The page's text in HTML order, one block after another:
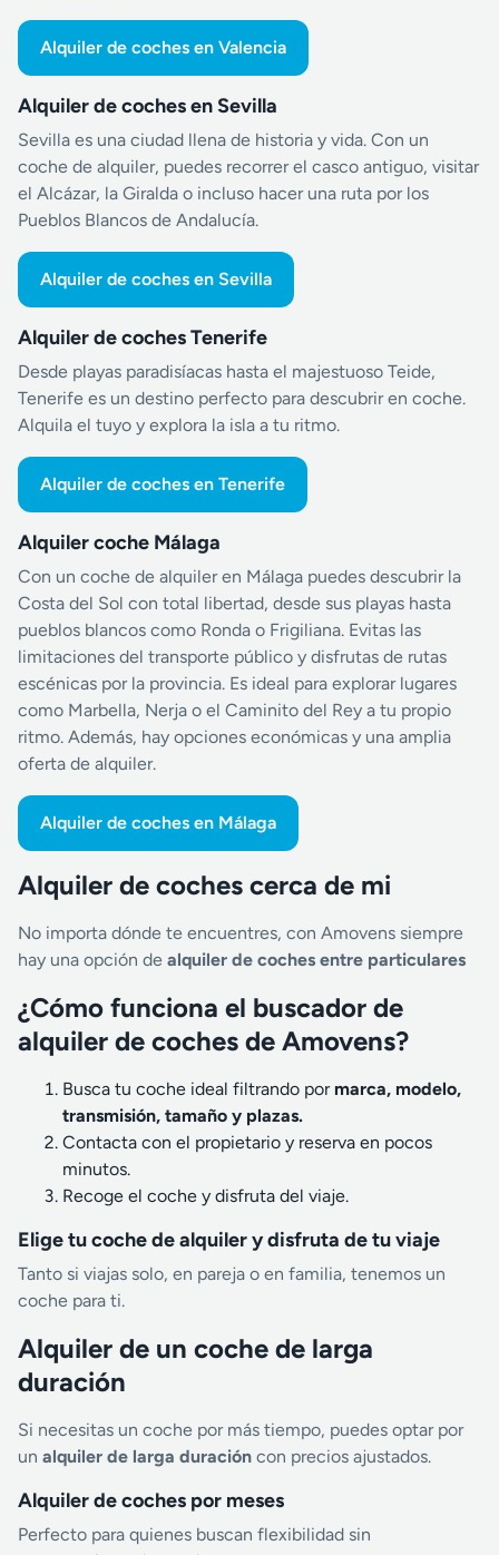
Alquiler de coches en Valencia
Alquiler de coches en Sevilla
Sevilla es una ciudad llena de historia y vida. Con un
coche de alquiler, puedes recorrer el casco antiguo, visitar
el Alcázar, la Giralda o incluso hacer una ruta por los
Pueblos Blancos de Andalucía.
Alquiler de coches en Sevilla
Alquiler de coches Tenerife
Desde playas paradisíacas hasta el majestuoso Teide,
Tenerife es un destino perfecto para descubrir en coche.
Alquila el tuyo y explora la isla a tu ritmo.
Alquiler de coches en Tenerife
Alquiler coche Málaga
Con un coche de alquiler en Málaga puedes descubrir la
Costa del Sol con total libertad, desde sus playas hasta
pueblos blancos como Ronda o Frigiliana. Evitas las
limitaciones del transporte público y disfrutas de rutas
escénicas por la provincia. Es ideal para explorar lugares
como Marbella, Nerja o el Caminito del Rey a tu propio
ritmo. Además, hay opciones económicas y una amplia
oferta de alquiler.
Alquiler de coches en Málaga
Alquiler de coches cerca de mi
No importa dónde te encuentres, con Amovens siempre
hay una opción de alquiler de coches entre particulares
¿Cómo funciona el buscador de
alquiler de coches de Amovens?
Busca tu coche ideal filtrando por marca, modelo,
transmisión, tamaño y plazas.
Contacta con el propietario y reserva en pocos
minutos.
Recoge el coche y disfruta del viaje.
Elige tu coche de alquiler y disfruta de tu viaje
Tanto si viajas solo, en pareja o en familia, tenemos un
coche para ti.
Alquiler de un coche de larga
duración
Si necesitas un coche por más tiempo, puedes optar por
un alquiler de larga duración con precios ajustados.
Alquiler de coches por meses
Perfecto para quienes buscan flexibilidad sin